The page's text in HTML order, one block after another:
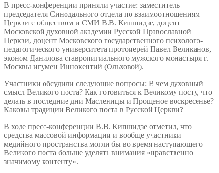
В пресс-конференции приняли участие: заместитель
председателя Синодального отдела по взаимоотношениям
Церкви с обществом и СМИ В.В. Кипшидзе, доцент
Московской духовной академии Русской Православной
Церкви, доцент Московского государственного психолого-
педагогического университета протоиерей Павел Великанов,
эконом Данилова ставропигиального мужского монастыря г.
Москвы игумен Иннокентий (Ольховой).
Участники обсудили следующие вопросы: В чем духовный
смысл Великого поста? Как готовиться к Великому посту, что
делать в последние дни Масленицы и Прощеное воскресенье?
Каковы традиции Великого поста в Русской Церкви?
В ходе пресс-конференции В.В. Кипшидзе отметил, что
средства массовой информации и вообще участники
медийного пространства могли бы во время наступающего
Великого поста больше уделять внимания «нравственно
значимому контенту».